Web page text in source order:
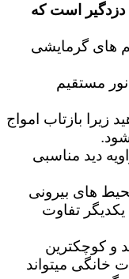
است که
های گرمایشی
مستقیم
زیرا بازتاب امواج
دید مناسبی
های بیرونی
یکدیگر تفاوت
و کوچکترین
خانگی میتواند